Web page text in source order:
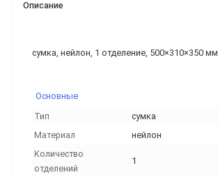
Описание
сумка, нейлон, 1 отделение, 500×310×350 мм
Основные
Тип
сумка
Материал
нейлон
Количество
отделений
1